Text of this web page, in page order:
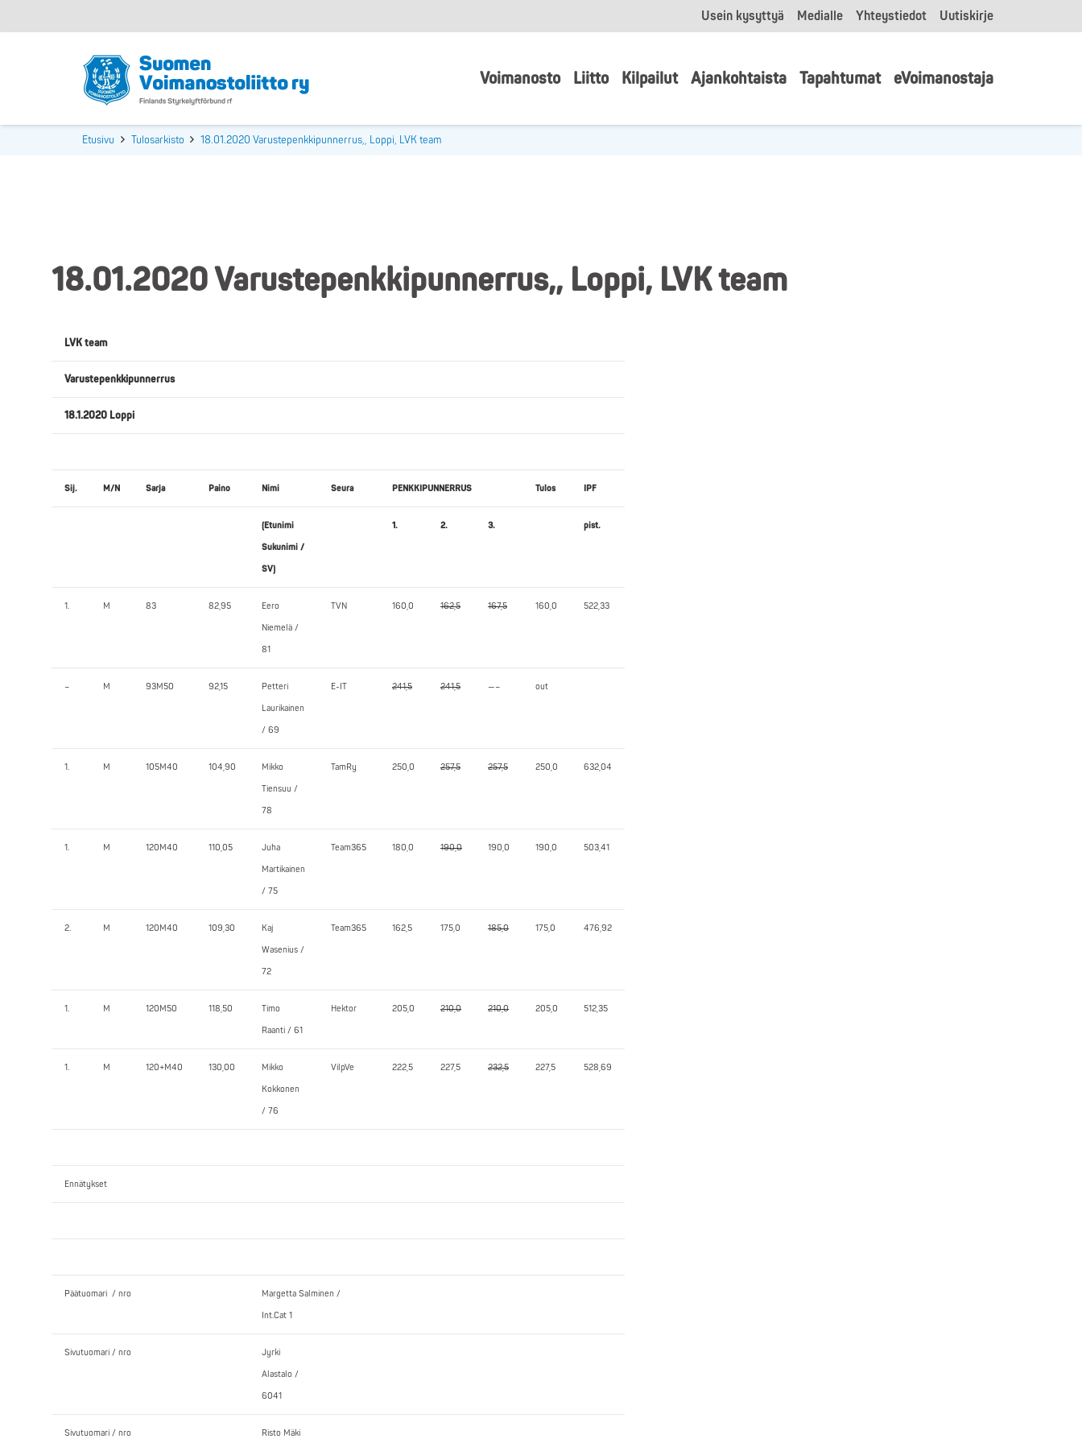
Usein kysyttyä Medialle Yhteystiedot Uutiskirje
Voimanosto Liitto Kilpailut Ajankohtaista Tapahtumat eVoimanostaja
Etusivu Tulosarkisto 18.01.2020 Varustepenkkipunnerrus,, Loppi, LVK team
18.01.2020 Varustepenkkipunnerrus,, Loppi, LVK team
LVK team
Varustepenkkipunnerrus
18.1.2020 Loppi
Sij. M/N Sarja Paino Nimi Seura PENKKIPUNNERRUS Tulos IPF
(Etunimi
Sukunimi /
SV)
1. 2. 3. pist.
1. M 83 82,95 Eero
Niemelä /
81
TVN 160,0 162,5 167,5 160,0 522,33
– M 93M50 92,15 Petteri
Laurikainen
/ 69
E-IT 241,5 241,5 —– out
1. M 105M40 104,90 Mikko
Tiensuu /
78
TamRy 250,0 257,5 257,5 250,0 632,04
1. M 120M40 110,05 Juha
Martikainen
/ 75
Team365 180,0 190,0 190,0 190,0 503,41
2. M 120M40 109,30 Kaj
Wasenius /
72
Team365 162,5 175,0 185,0 175,0 476,92
1. M 120M50 118,50 Timo
Raanti / 61
Hektor 205,0 210,0 210,0 205,0 512,35
1. M 120+M40 130,00 Mikko
Kokkonen
/ 76
VilpVe 222,5 227,5 232,5 227,5 528,69
Ennätykset
Päätuomari / nro Margetta Salminen /
Int.Cat 1
Sivutuomari / nro Jyrki
Alastalo /
6041
Sivutuomari / nro Risto Mäki